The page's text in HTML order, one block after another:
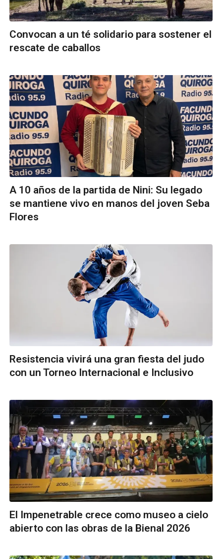
Convocan a un té solidario para sostener el
rescate de caballos
A 10 años de la partida de Nini: Su legado
se mantiene vivo en manos del joven Seba
Flores
Resistencia vivirá una gran fiesta del judo
con un Torneo Internacional e Inclusivo
El Impenetrable crece como museo a cielo
abierto con las obras de la Bienal 2026